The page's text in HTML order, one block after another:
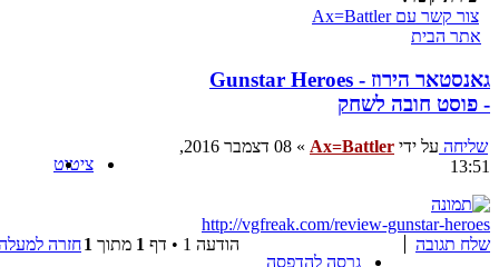
צור קשר עם Ax=Battler
אתר הבית
גאנסטאר הירוז - Gunstar Heroes
- פוסט חובה לשחק
ציטוט
שליחה על ידי Ax=Battler
»
08 דצמבר 2016,
13:51
http://vgfreak.com/review-gunstar-heroes
חזרה למעלה
שלח תגובה
גרסה להדפסה
הודעה 1 • דף 1מתוך 1